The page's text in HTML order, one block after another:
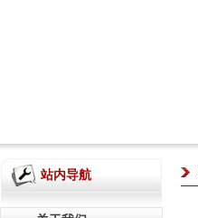
站内导航